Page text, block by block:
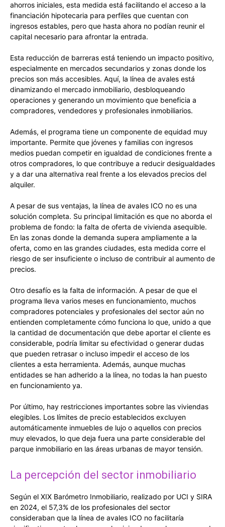
ahorros iniciales, esta medida está facilitando el acceso a la
financiación hipotecaria para perfiles que cuentan con
ingresos estables, pero que hasta ahora no podían reunir el
capital necesario para afrontar la entrada.
Esta reducción de barreras está teniendo un impacto positivo,
especialmente en mercados secundarios y zonas donde los
precios son más accesibles. Aquí, la línea de avales está
dinamizando el mercado inmobiliario, desbloqueando
operaciones y generando un movimiento que beneficia a
compradores, vendedores y profesionales inmobiliarios.
Además, el programa tiene un componente de equidad muy
importante. Permite que jóvenes y familias con ingresos
medios puedan competir en igualdad de condiciones frente a
otros compradores, lo que contribuye a reducir desigualdades
y a dar una alternativa real frente a los elevados precios del
alquiler.
A pesar de sus ventajas, la línea de avales ICO no es una
solución completa. Su principal limitación es que no aborda el
problema de fondo: la falta de oferta de vivienda asequible.
En las zonas donde la demanda supera ampliamente a la
oferta, como en las grandes ciudades, esta medida corre el
riesgo de ser insuficiente o incluso de contribuir al aumento de
precios.
Otro desafío es la falta de información. A pesar de que el
programa lleva varios meses en funcionamiento, muchos
compradores potenciales y profesionales del sector aún no
entienden completamente cómo funciona lo que, unido a que
la cantidad de documentación que debe aportar el cliente es
considerable, podría limitar su efectividad o generar dudas
que pueden retrasar o incluso impedir el acceso de los
clientes a esta herramienta. Además, aunque muchas
entidades se han adherido a la línea, no todas la han puesto
en funcionamiento ya.
Por último, hay restricciones importantes sobre las viviendas
elegibles. Los límites de precio establecidos excluyen
automáticamente inmuebles de lujo o aquellos con precios
muy elevados, lo que deja fuera una parte considerable del
parque inmobiliario en las áreas urbanas de mayor tensión.
La percepción del sector inmobiliario
Según el XIX Barómetro Inmobiliario, realizado por UCI y SIRA
en 2024, el 57,3% de los profesionales del sector
consideraban que la línea de avales ICO no facilitaría